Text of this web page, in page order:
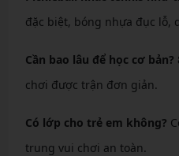
đặc biệt, bóng nhựa đục lỗ,
Cần bao lâu để học cơ bản?
chơi được trận đơn giản.
Có lớp cho trẻ em không?
trung vui chơi an toàn.